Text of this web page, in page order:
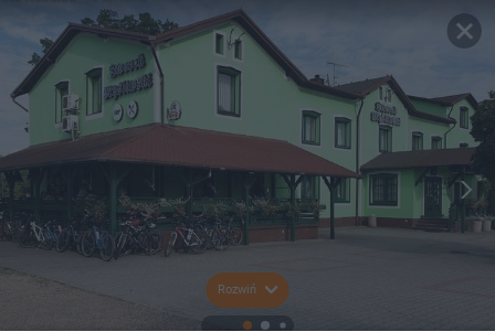
Rozwiń